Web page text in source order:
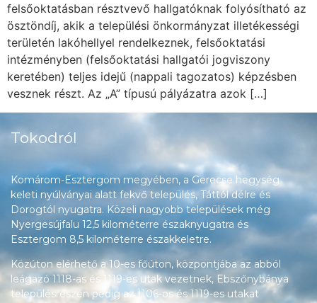
felsőoktatásban résztvevő hallgatóknak folyósítható az
ösztöndíj, akik a települési önkormányzat illetékességi
területén lakóhellyel rendelkeznek, felsőoktatási
intézményben (felsőoktatási hallgatói jogviszony
keretében) teljes idejű (nappali tagozatos) képzésben
vesznek részt. Az „A” típusú pályázatra azok […]
Tokodról
Komárom-Esztergom megyében, a Gerecse hegység
keleti nyúlványai alatt fekvő település, Táttól délre és
Dorogtól nyugatra. Közeli nagyobb települések még
Nyergesújfalu 12,5 kilométerre északnyugatra és
Esztergom 8,5 kilométerre északkeletre.
Közúton elérhető a 10-es főúton, központjába az abból
leágazó 1118-as és 1119-es utak vezetnek, Ebszőnybánya
településrészén pedig az 1106-os és 1119-es utakat